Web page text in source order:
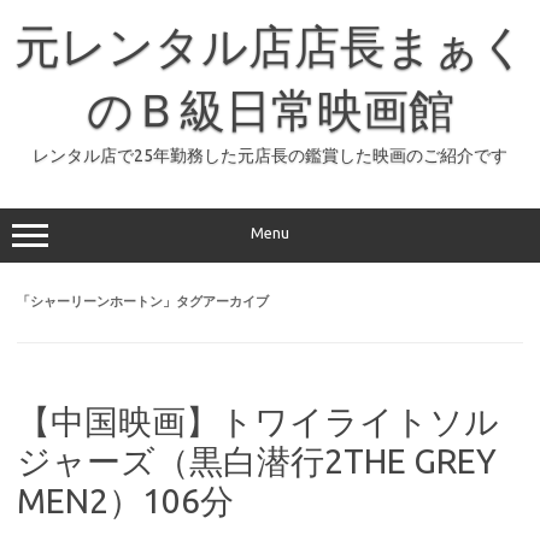
元レンタル店店長まぁく
のＢ級日常映画館
レンタル店で25年勤務した元店長の鑑賞した映画のご紹介です
Menu
「シャーリーンホートン 」タグアーカイブ
【中国映画】トワイライトソル
ジャーズ（黒白潜行2THE GREY
MEN2）106分